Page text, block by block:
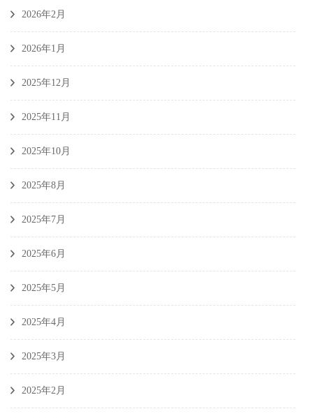
2026年2月
2026年1月
2025年12月
2025年11月
2025年10月
2025年8月
2025年7月
2025年6月
2025年5月
2025年4月
2025年3月
2025年2月